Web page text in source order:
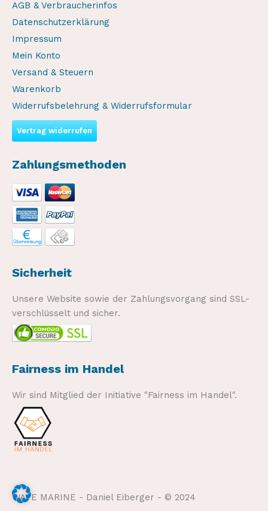
AGB & Verbraucherinfos
Datenschutzerklärung
Impressum
Mein Konto
Versand & Steuern
Warenkorb
Widerrufsbelehrung & Widerrufsformular
Vertrag widerrufen
Zahlungsmethoden
Sicherheit
Unsere Website sowie der Zahlungsvorgang sind SSL-
verschlüsselt und sicher.
Fairness im Handel
Wir sind Mitglied der Initiative "Fairness im Handel".
WAVE MARINE - Daniel Eiberger - © 2024